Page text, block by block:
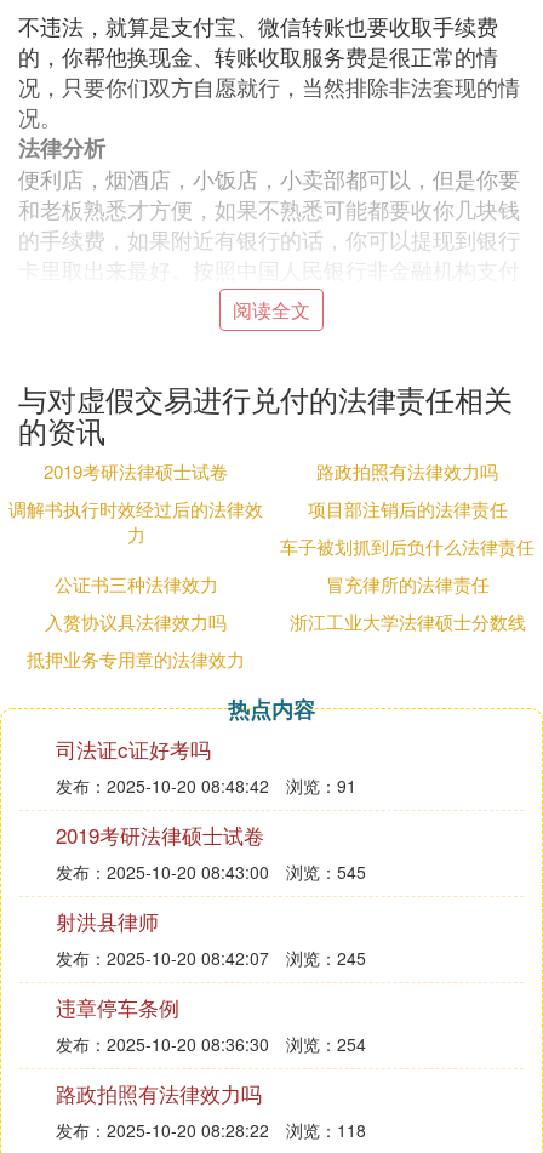
不违法，就算是支付宝、微信转账也要收取手续费
的，你帮他换现金、转账收取服务费是很正常的情
况，只要你们双方自愿就行，当然排除非法套现的情
况。
法律分析
便利店，烟酒店，小饭店，小卖部都可以，但是你要
和老板熟悉才方便，如果不熟悉可能都要收你几块钱
的手续费，如果附近有银行的话，你可以提现到银行
卡里取出来最好。按照中国人民银行非金融机构支付
服务的管理办法规定，未经人民银行批准，任何单位
和个人是不能从事这种支付服务的，如果是以营利为
反人民银行相关规定这个行为，这个行为有可能是涉
嫌违法的。如果兑换现金的人手机绑定的是信用卡，
商家若是通过虚假交易向持卡人兑换现金的话，这种
行为是涉嫌违法的。
如果说本身绑定的是信用卡，通过这种虚假的消费的
行为进行刷卡消费，之后由商家将信用卡的现金支付
给持卡人。按照最高人
院和最高人民检察院，有
关妨碍信用卡管理的司法
解释规定，如果是行为人利
用pos机等终端，向信用卡持卡人支付现金，有这种
信用卡套现的行为的话，情节严重的会构成非法经营
罪，这种行为本身的法律风险是非常大的。
《中华人民共和国刑法
司、企业的董事、经理利用职务便利，自己经营或者
为他人经营与其所任职公司、企业同类的营业，获取
非法利益，数额巨大的，处三年以下有期徒刑或者拘
役，并处或者单处罚金；数额特别巨大的，处三年以
上七年以下有期徒刑，并处罚金。
《中华人民共和国反洗钱法》 第十六条 金融机构应
当按照规定建立客户身份识别制度。 金融机构在与
客户建立业务关系或者为客户提供规定金额以上的现
金汇款、现钞兑换、票据兑付等一次性金融服务时，
应当要求客户出示真实有效的身份证件或者其他身份
证明文件，进行核对并登记。 客户由他人代理办理
业务的，金融机构应当同时对代理人和被代理人的身
阅读全文
与对虚假交易进行兑付的法律责任相关
的资讯
2019考研法律硕士试卷
路政拍照有法律效力吗
调解书执行时效经过后的法律效
力
项目部注销后的法律责任
车子被划抓到后负什么法律责任
公证书三种法律效力
冒充律所的法律责任
入赘协议具法律效力吗
浙江工业大学法律硕士分数线
抵押业务专用章的法律效力
热点内容
司法证c证好考吗
发布：2025-10-20 08:48:42 浏览：91
2019考研法律硕士试卷
发布：2025-10-20 08:43:00 浏览：545
射洪县律师
发布：2025-10-20 08:42:07 浏览：245
违章停车条例
发布：2025-10-20 08:36:30 浏览：254
路政拍照有法律效力吗
发布：2025-10-20 08:28:22 浏览：118